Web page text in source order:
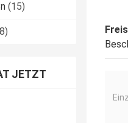
(15)
JETZT